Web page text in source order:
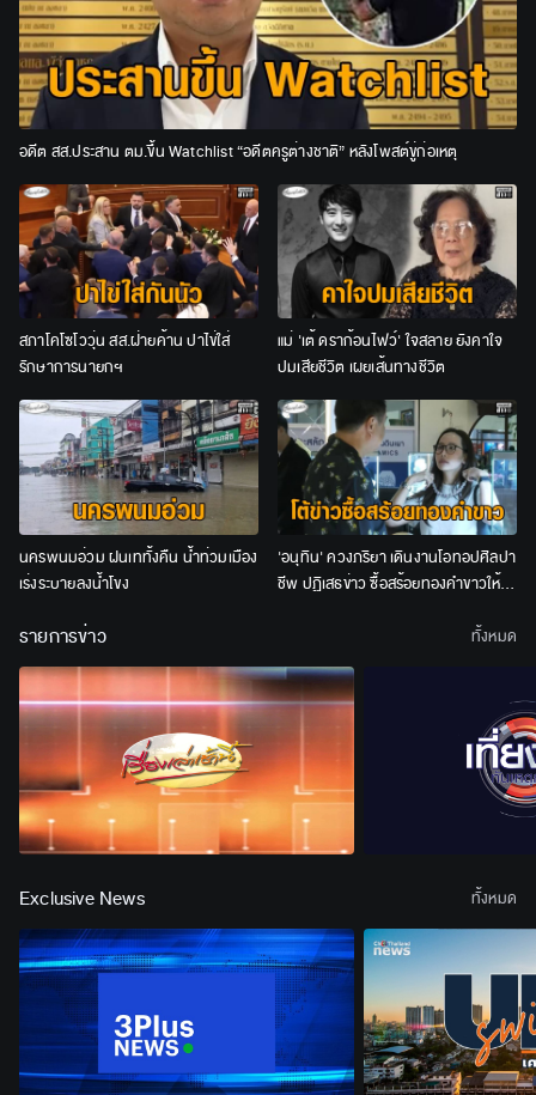
อดีต สส.ประสาน ตม.ขึ้น Watchlist “อดีตครูต่างชาติ” หลังโพสต์ขู่ก่อเหตุ
สภาโคโซโววุ่น สส.ฝ่ายค้าน ปาไข่ใส่
รักษาการนายกฯ
แม่ 'เต้ ดราก้อนไฟว์' ใจสลาย ยังคาใจ
ปมเสียชีวิต เผยเส้นทางชีวิต
นครพนมอ่วม ฝนเททั้งคืน น้ำท่วมเมือง
เร่งระบายลงน้ำโขง
'อนุทิน' ควงภริยา เดินงานโอทอปศิลปา
ชีพ ปฏิเสธข่าว ซื้อสร้อยทองคำขาวให้
รายการข่าว ทั้งหมด
Exclusive News ทั้งหมด